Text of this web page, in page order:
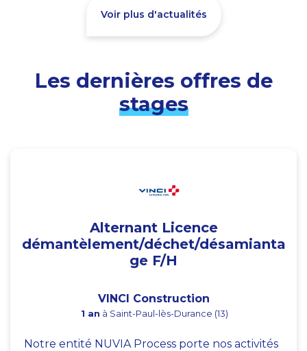
Voir plus d'actualités
Les dernières offres de
stages
Alternant Licence
démantèlement/déchet/désamianta
ge F/H
VINCI Construction
1 an à Saint-Paul-lès-Durance (13)
Notre entité NUVIA Process porte nos activités